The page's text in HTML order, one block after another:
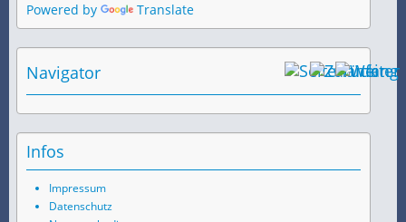
Powered by Translate
Navigator
Infos
Impressum
Datenschutz